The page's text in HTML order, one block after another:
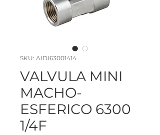
SKU: AIDI63001414
VALVULA MINI
MACHO-
ESFERICO 6300
1/4F